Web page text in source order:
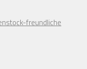
freundliche